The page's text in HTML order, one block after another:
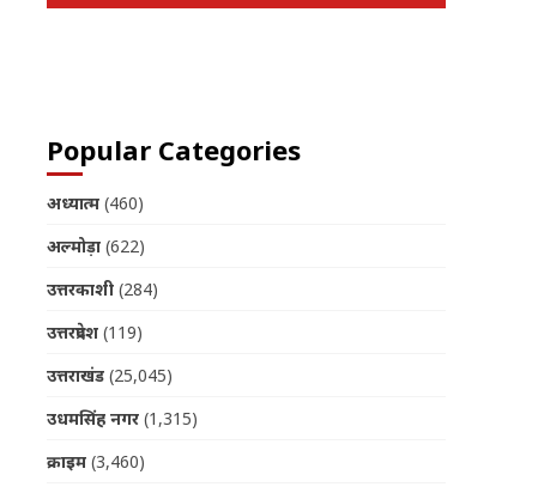
Popular Categories
अध्यात्म(460)
अल्मोड़ा(622)
उत्तरकाशी(284)
उत्तरप्रदेश(119)
उत्तराखंड(25,045)
उधमसिंह नगर(1,315)
क्राइम(3,460)